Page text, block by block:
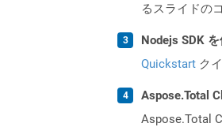
るスライドの
Nodejs SDK
Quickstart ク
Aspose.Total
Aspose.Total